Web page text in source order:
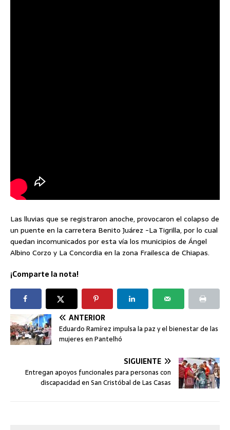
Las lluvias que se registraron anoche, provocaron el colapso de
un puente en la carretera Benito Juárez -La Tigrilla, por lo cual
quedan incomunicados por esta vía los municipios de Ángel
Albino Corzo y La Concordia en la zona Frailesca de Chiapas.
¡Comparte la nota!
ANTERIOR
Eduardo Ramírez impulsa la paz y el bienestar de las
mujeres en Pantelhó
SIGUIENTE
Entregan apoyos funcionales para personas con
discapacidad en San Cristóbal de Las Casas